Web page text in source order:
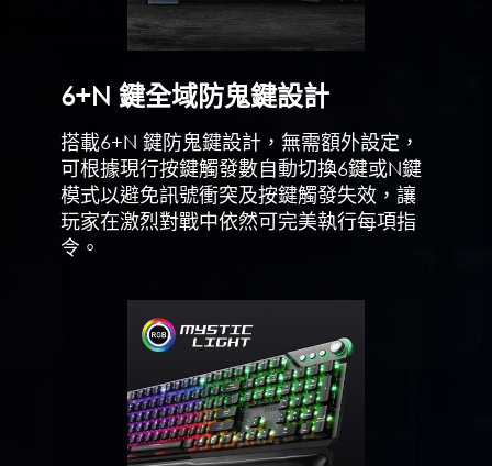
6+N 鍵全域防鬼鍵設計
搭載6+N 鍵防鬼鍵設計，無需額外設定，
可根據現行按鍵觸發數自動切換6鍵或N鍵
模式以避免訊號衝突及按鍵觸發失效，讓
玩家在激烈對戰中依然可完美執行每項指
令。